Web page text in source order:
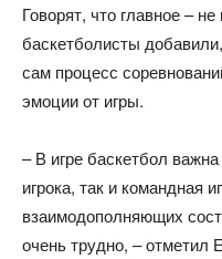
Говорят, что главное –
баскетболисты
сам процесс
эмоции от игры.
– В игре баскетбол
игрока, так и командная
взаимодополняющих
очень трудно, – отметил